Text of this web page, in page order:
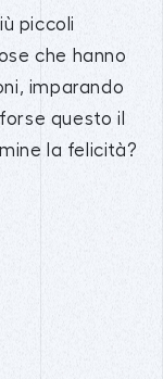
piccoli
che hanno
imparando
questo il
la felicità?